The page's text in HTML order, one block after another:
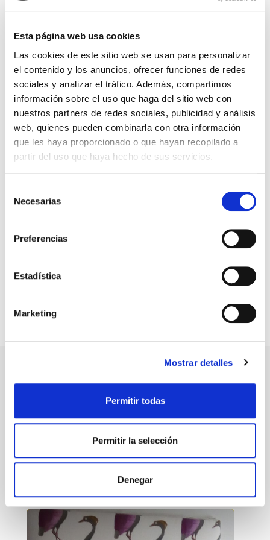
Esta página web usa cookies
Las cookies de este sitio web se usan para personalizar
el contenido y los anuncios, ofrecer funciones de redes
sociales y analizar el tráfico. Además, compartimos
información sobre el uso que haga del sitio web con
nuestros partners de redes sociales, publicidad y análisis
web, quienes pueden combinarla con otra información
que les haya proporcionado o que hayan recopilado a
partir del uso que haya hecho de sus servicios.
Necesarias
Preferencias
Estadística
Marketing
Mostrar detalles
Permitir todas
Permitir la selección
Denegar
medio de las obras de arte distribuidas por las
estancias y aportan un toque de color y de valor.
decoración profesional
Conoce más de nuestros proyectos